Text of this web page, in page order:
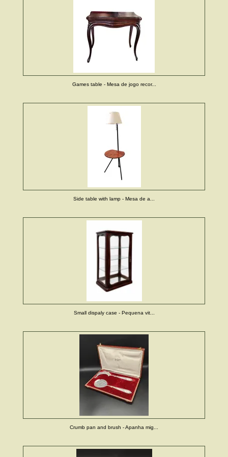
Games table - Mesa de jogo recor...
Side table with lamp - Mesa de a...
Small dispaly case - Pequena vit...
Crumb pan and brush - Apanha mig...